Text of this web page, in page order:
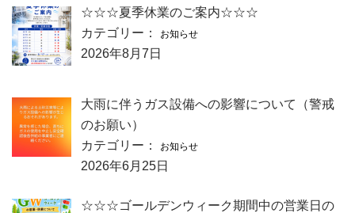
☆☆☆夏季休業のご案内☆☆☆
カテゴリー：
お知らせ
2026年8月7日
大雨に伴うガス設備への影響について（警戒
のお願い）
カテゴリー：
お知らせ
2026年6月25日
☆☆☆ゴールデンウィーク期間中の営業日の